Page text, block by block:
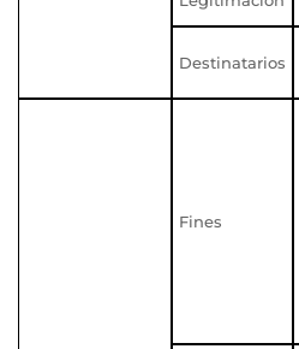
Destinatarios
Fines